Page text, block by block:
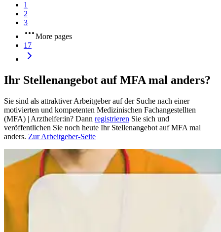
1
2
3
More pages
17
Ihr Stellenangebot auf MFA mal anders?
Sie sind als attraktiver Arbeitgeber auf der Suche nach einer
motivierten und kompetenten Medizinischen Fachangestellten
(MFA) | Arzthelfer:in? Dann registrieren Sie sich und
veröffentlichen Sie noch heute Ihr Stellenangebot auf MFA mal
anders. Zur Arbeitgeber-Seite